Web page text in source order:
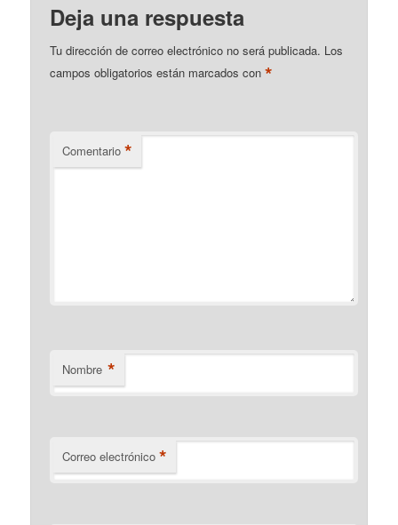
Deja una respuesta
Tu dirección de correo electrónico no será publicada. Los
campos obligatorios están marcados con*
Comentario *
Nombre *
Correo electrónico *